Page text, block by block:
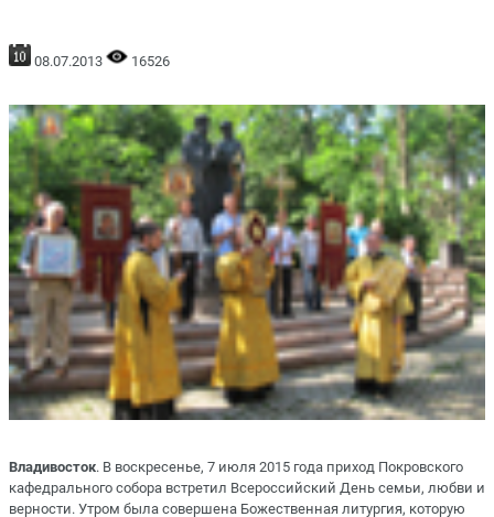
08.07.2013 16526
Владивосток. В воскресенье, 7 июля 2015 года приход Покровского
кафедрального собора встретил Всероссийский День семьи, любви и
верности. Утром была совершена Божественная литургия, которую